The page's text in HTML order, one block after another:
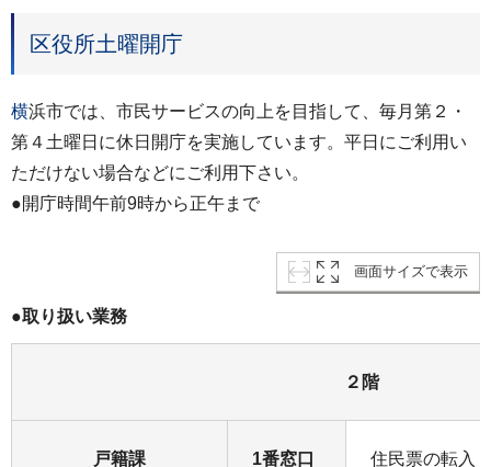
区役所土曜開庁
横浜市では、市民サービスの向上を目指して、毎月第２・
第４土曜日に休日開庁を実施しています。平日にご利用い
ただけない場合などにご利用下さい。
●開庁時間午前9時から正午まで
画面サイズで表示
●取り扱い業務
２階
戸籍課 1番窓口 住民票の転入